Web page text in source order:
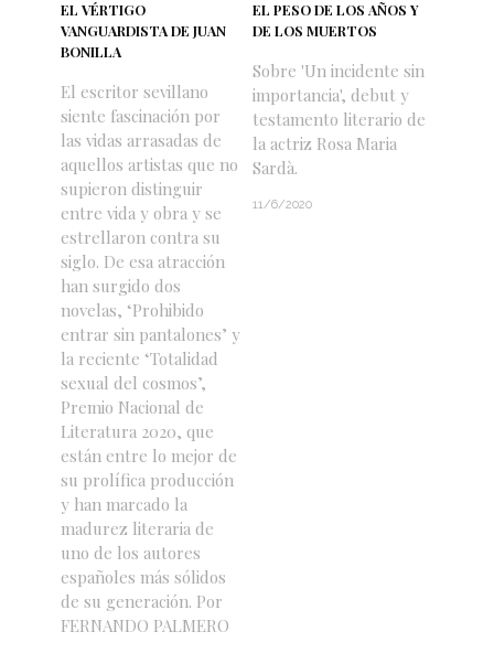
EL VÉRTIGO
VANGUARDISTA DE JUAN
BONILLA
El escritor sevillano
siente fascinación por
las vidas arrasadas de
aquellos artistas que no
supieron distinguir
entre vida y obra y se
estrellaron contra su
siglo. De esa atracción
han surgido dos
novelas, ‘Prohibido
entrar sin pantalones’ y
la reciente ‘Totalidad
sexual del cosmos’,
Premio Nacional de
Literatura 2020, que
están entre lo mejor de
su prolífica producción
y han marcado la
madurez literaria de
uno de los autores
españoles más sólidos
de su generación. Por
FERNANDO PALMERO
EL PESO DE LOS AÑOS Y
DE LOS MUERTOS
Sobre 'Un incidente sin
importancia', debut y
testamento literario de
la actriz Rosa Maria
Sardà.
11/6/2020